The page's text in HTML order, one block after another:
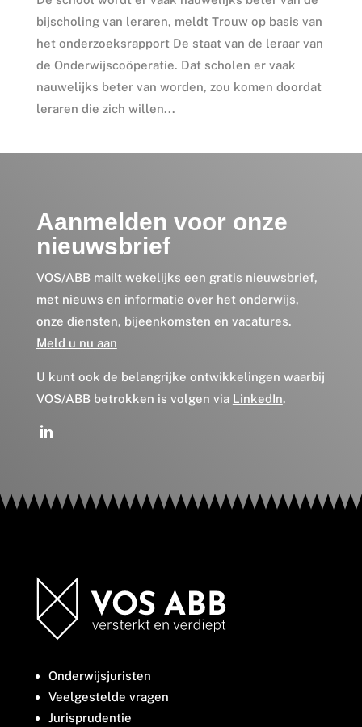
bijscholing van leraren, meldt Trouw op basis van
het onderzoeksrapport De staat van de leraar van
de Onderwijscoöperatie. Dat scholen er vaak
nauwelijks beter van worden, zou komen doordat
leraren die zich willen...
Aanmelden voor onze
nieuwsbrief
VOS/ABB mailt wekelijks een gratis nieuwsbrief,
met nieuws en informatie over het onderwijs,
onze diensten, bijeenkomsten en vacatures.
Meld u nu aan
U kunt ook de belangrijke ontwikkelingen waarbij
VOS/ABB betrokken is volgen via LinkedIn.
Onderwijsjuristen
Veelgestelde vragen
Jurisprudentie